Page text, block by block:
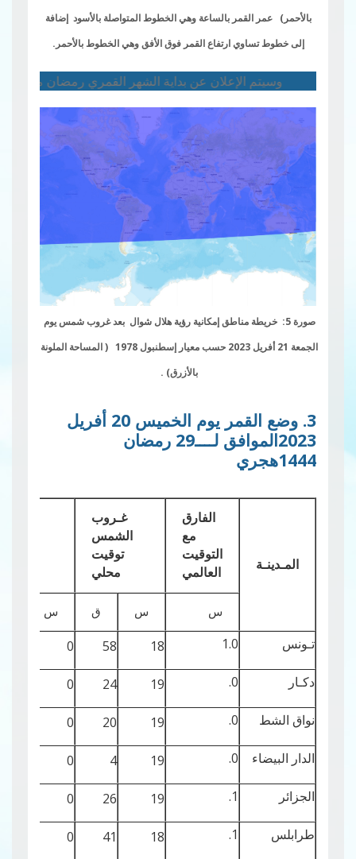
بالأحمر) عمر القمر بالساعة وهي الخطوط المتواصلة بالأسود إضافة
إلى خطوط تساوي ارتفاع القمر فوق الأفق وهي الخطوط بالأحمر.
وسيتم الإعلان عن بداية الشهر القمري رمضان من طرف سماحة
صورة 5: خريطة مناطق إمكانية رؤية هلال شوال بعد غروب شمس يوم
الجمعة 21 أفريل 2023 حسب م
عيار إسطنبول 1978
( المساحة الملونة
بالأزرق) .
3. وضع القمر يوم الخميس 20 أفريل
2023الموافق لــــ29 رمضان
1444هجري
المـدينـة
الفارق
مع
التوقيت
العالمي
غـروب
الشمس
توقيت
محلي
س س ق س
تـونس 1.0
18
58
0
دكـار 0.
19
24
0
نواق الشط 0.
19
20
0
الدار البيضاء 0.
19
4
0
الجزائر 1.
19
26
0
طرابلس 1.
18
41
0